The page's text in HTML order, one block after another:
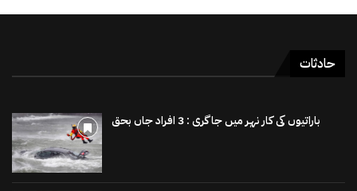
حادثات
باراتیوں کی کار نہر میں جاگری : 3 افراد جاں بحق